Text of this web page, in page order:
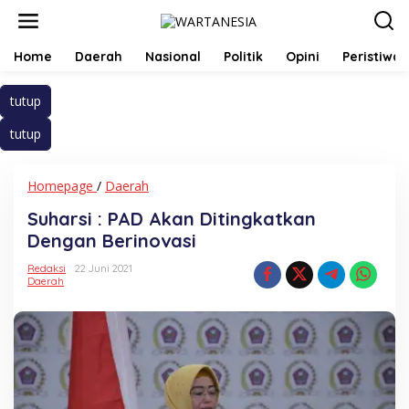
Home Daerah Nasional Politik Opini Peristiwa
tutup
tutup
Homepage / Daerah
PAD
Akan
Ditingkatkan
Suharsi : PAD Akan Ditingkatkan
Dengan Berinovasi
Redaksi
22 Juni 2021
Daerah